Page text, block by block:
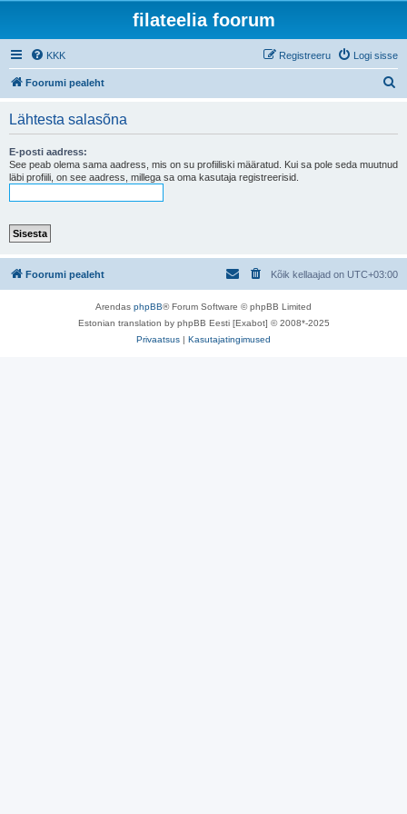
filateelia foorum
KKK Logi sisse
Registreeru
Foorumi pealeht
Lähtesta salasõna
E-posti aadress:
See peab olema sama aadress, mis on su profiiliski määratud. Kui sa pole seda muutnud
läbi profiili, on see aadress, millega sa oma kasutaja registreerisid.
Foorumi pealeht Kõik kellaajad on UTC+03:00
Arendas phpBB® Forum Software © phpBB Limited
Estonian translation by phpBB Eesti [Exabot] © 2008*-2025
Privaatsus | Kasutajatingimused